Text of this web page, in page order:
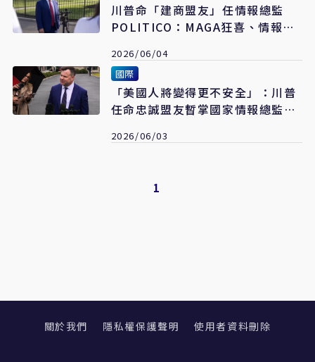
川普命「建商盟友」任情報總監
POLITICO：MAGA狂喜、情報界
2026/06/04
國際
「美國人將變得更不安全」：川普
任命忠誠盟友暫掌國家情報總監惹
2026/06/03
1
關於我們 隱私權保護聲明 使用者資料刪除